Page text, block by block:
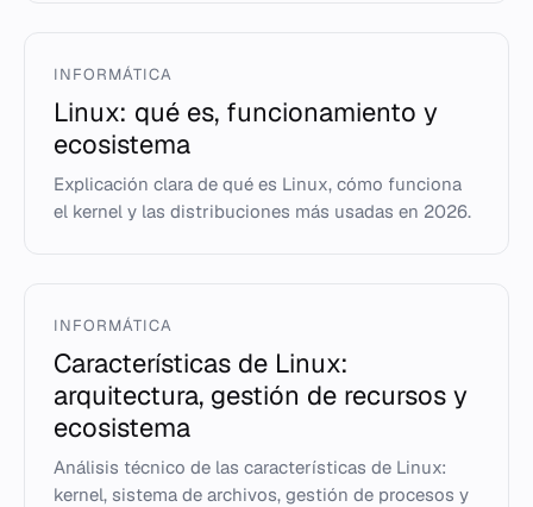
INFORMÁTICA
Linux: qué es, funcionamiento y
ecosistema
Explicación clara de qué es Linux, cómo funciona
el kernel y las distribuciones más usadas en 2026.
INFORMÁTICA
Características de Linux:
arquitectura, gestión de recursos y
ecosistema
Análisis técnico de las características de Linux:
kernel, sistema de archivos, gestión de procesos y